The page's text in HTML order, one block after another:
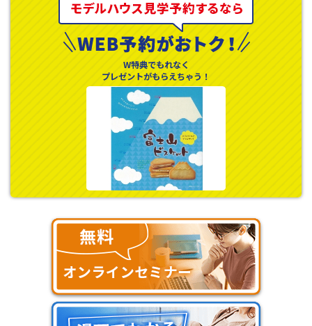
W特典でもれなく
プレゼントがもらえちゃう！